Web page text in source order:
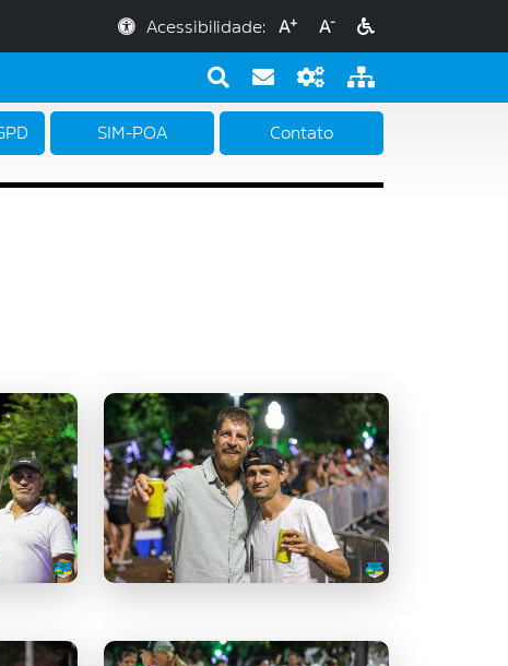
Acessibilidade: A+ A-
SIM-POA Contato